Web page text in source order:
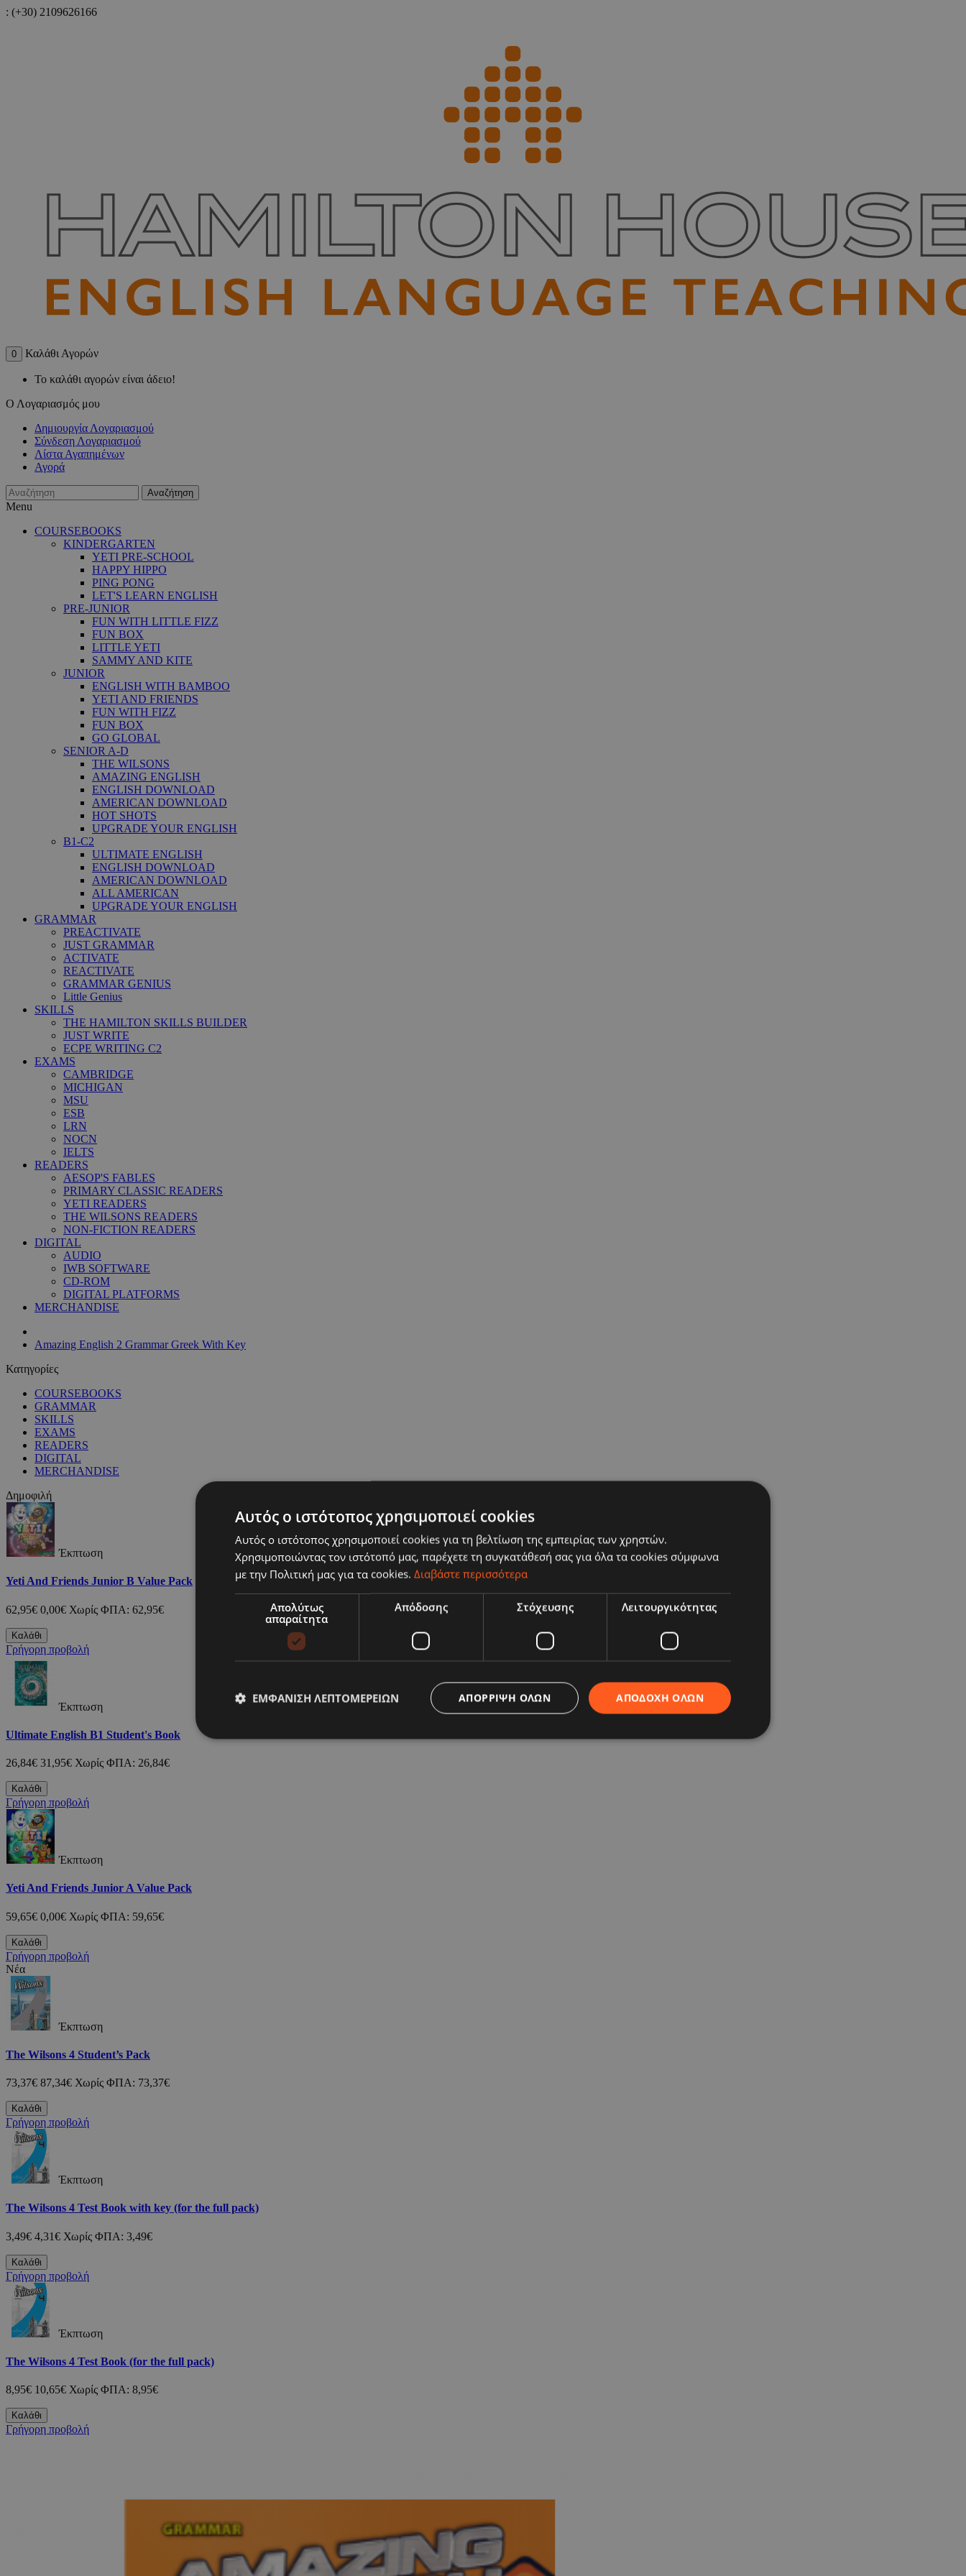
: (+30) 2109626166
0 Καλάθι Αγορών
Το καλάθι αγορών είναι άδειο!
Ο Λογαριασμός μου
Δημιουργία Λογαριασμού
Σύνδεση Λογαριασμού
Λίστα Αγαπημένων
Αγορά
Αναζήτηση
Menu
COURSEBOOKS
KINDERGARTEN
YETI PRE-SCHOOL
HAPPY HIPPO
PING PONG
LET'S LEARN ENGLISH
PRE-JUNIOR
FUN WITH LITTLE FIZZ
FUN BOX
LITTLE YETI
SAMMY AND KITE
JUNIOR
ENGLISH WITH BAMBOO
YETI AND FRIENDS
FUN WITH FIZZ
FUN BOX
GO GLOBAL
SENIOR A-D
THE WILSONS
AMAZING ENGLISH
ENGLISH DOWNLOAD
AMERICAN DOWNLOAD
HOT SHOTS
UPGRADE YOUR ENGLISH
B1-C2
ULTIMATE ENGLISH
ENGLISH DOWNLOAD
AMERICAN DOWNLOAD
ALL AMERICAN
UPGRADE YOUR ENGLISH
GRAMMAR
PREACTIVATE
JUST GRAMMAR
ACTIVATE
REACTIVATE
GRAMMAR GENIUS
Little Genius
SKILLS
THE HAMILTON SKILLS BUILDER
JUST WRITE
ECPE WRITING C2
EXAMS
CAMBRIDGE
MICHIGAN
MSU
ESB
LRN
NOCN
IELTS
READERS
AESOP'S FABLES
PRIMARY CLASSIC READERS
YETI READERS
THE WILSONS READERS
NON-FICTION READERS
DIGITAL
AUDIO
IWB SOFTWARE
CD-ROM
DIGITAL PLATFORMS
MERCHANDISE
Amazing English 2 Grammar Greek With Key
Κατηγορίες
COURSEBOOKS
GRAMMAR
SKILLS
EXAMS
READERS
DIGITAL
MERCHANDISE
Δημοφιλή
Έκπτωση
Yeti And Friends Junior B Value Pack
62,95€ 0,00€ Χωρίς ΦΠΑ: 62,95€
Καλάθι
Γρήγορη προβολή
Έκπτωση
Ultimate English B1 Student's Book
26,84€ 31,95€ Χωρίς ΦΠΑ: 26,84€
Καλάθι
Γρήγορη προβολή
Έκπτωση
Yeti And Friends Junior A Value Pack
59,65€ 0,00€ Χωρίς ΦΠΑ: 59,65€
Καλάθι
Γρήγορη προβολή
Νέα
Έκπτωση
The Wilsons 4 Student’s Pack
73,37€ 87,34€ Χωρίς ΦΠΑ: 73,37€
Καλάθι
Γρήγορη προβολή
Έκπτωση
The Wilsons 4 Test Book with key (for the full pack)
3,49€ 4,31€ Χωρίς ΦΠΑ: 3,49€
Καλάθι
Γρήγορη προβολή
Έκπτωση
The Wilsons 4 Test Book (for the full pack)
8,95€ 10,65€ Χωρίς ΦΠΑ: 8,95€
Καλάθι
Γρήγορη προβολή
Αυτός ο ιστότοπος χρησιμοποιεί cookies
Αυτός ο ιστότοπος χρησιμοποιεί cookies για τη βελτίωση της εμπειρίας των χρηστών.
Χρησιμοποιώντας τον ιστότοπό μας, παρέχετε τη συγκατάθεσή σας για όλα τα cookies σύμφωνα
με την Πολιτική μας για τα cookies. Διαβάστε περισσότερα
Απολύτως
απαραίτητα
Απόδοσης Στόχευσης Λειτουργικότητας
ΑΠΟΔΟΧΉ ΌΛΩΝ
ΑΠΌΡΡΙΨΗ ΌΛΩΝ
ΕΜΦΆΝΙΣΗ ΛΕΠΤΟΜΕΡΕΙΏΝ